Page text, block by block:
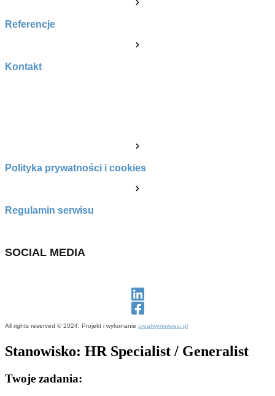
Referencje
Kontakt
Polityka prywatności i cookies
Regulamin serwisu
SOCIAL MEDIA
All rights reserved © 2024. Projekt i wykonanie creatwyniwsieci.pl
Stanowisko: HR Specialist / Generalist
Twoje zadania: